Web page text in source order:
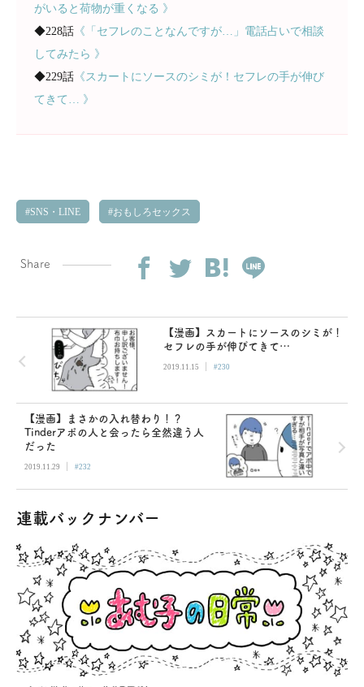
がいると荷物が重くなる 》
◆228話《「セフレのことなんですが…」電話占いで相談
してみたら 》
◆229話《スカートにソースのシミが！セフレの手が伸び
てきて… 》
SNS・LINE おもしろセックス
Share
【漫画】スカートにソースのシミが！
セフレの手が伸びてきて…
2019.11.15 | #230
【漫画】まさかの入れ替わり！？
Tinderアポの人と会ったら全然違う人
だった
2019.11.29 | #232
連載バックナンバー